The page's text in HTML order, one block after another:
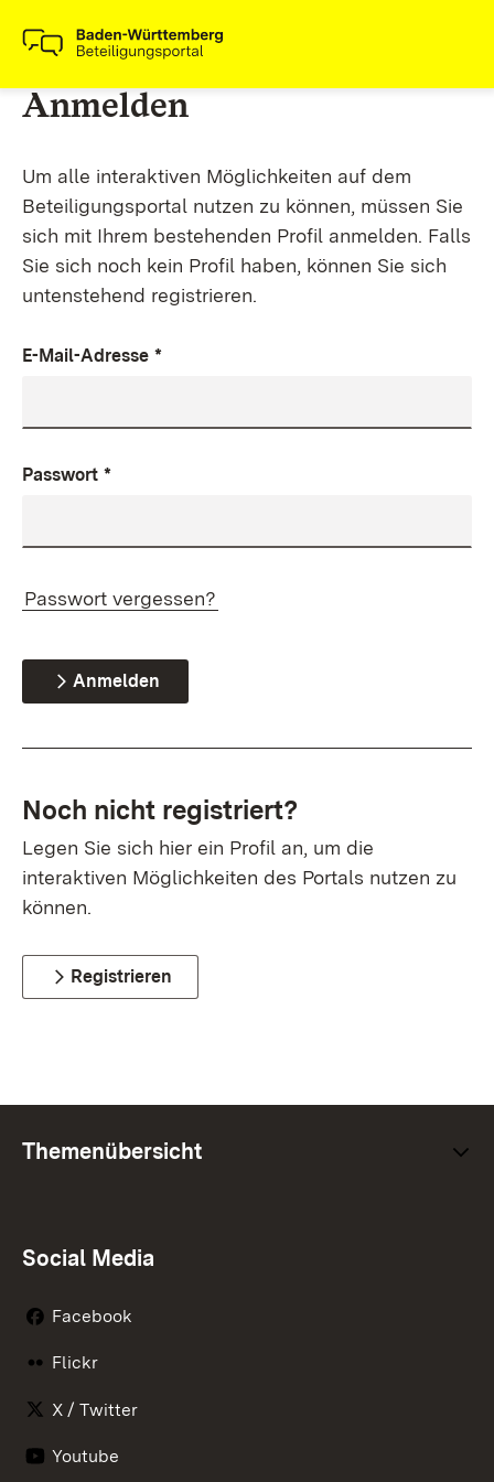
Anmelden
Um alle interaktiven Möglichkeiten auf dem
Beteiligungsportal nutzen zu können, müssen Sie
sich mit Ihrem bestehenden Profil anmelden. Falls
Sie sich noch kein Profil haben, können Sie sich
untenstehend registrieren.
E-Mail-Adresse *
Passwort *
Passwort vergessen?
Anmelden
Noch nicht registriert?
Legen Sie sich hier ein Profil an, um die
interaktiven Möglichkeiten des Portals nutzen zu
können.
Registrieren
Themenübersicht
Social Media
Facebook
Flickr
X / Twitter
Youtube